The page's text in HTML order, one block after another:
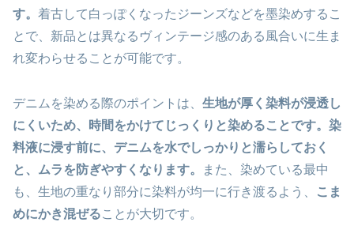
す。 着古して白っぽくなったジーンズなどを墨染めするこ
とで、新品とは異なるヴィンテージ感のある風合いに生ま
れ変わらせることが可能です。
デニムを染める際のポイントは、 生地が厚く染料が浸透し
にくいため、時間をかけてじっくりと染めることです。染
料液に浸す前に、デニムを水でしっかりと濡らしておく
と、ムラを防ぎやすくなります。
また、染めている最中
も、生地の重なり部分に染料が均一に行き渡るよう、
こま
めにかき混ぜることが大切です。